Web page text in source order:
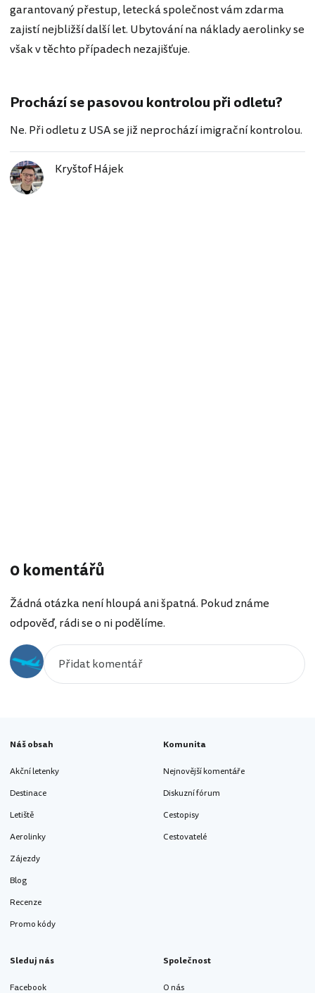
garantovaný přestup, letecká společnost vám zdarma
zajistí nejbližší další let. Ubytování na náklady aerolinky se
však v těchto případech nezajišťuje.
Prochází se pasovou kontrolou při odletu?
Ne. Při odletu z USA se již neprochází imigrační kontrolou.
Kryštof Hájek
0 komentářů
Žádná otázka není hloupá ani špatná. Pokud známe
odpověď, rádi se o ni podělíme.
Náš obsah
Akční letenky
Destinace
Letiště
Aerolinky
Zájezdy
Blog
Recenze
Promo kódy
Komunita
Nejnovější komentáře
Diskuzní fórum
Cestopisy
Cestovatelé
Sleduj nás
Facebook
Společnost
O nás